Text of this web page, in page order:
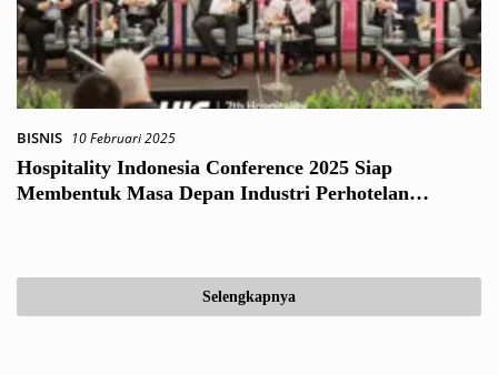
BISNIS 10 Februari 2025
Hospitality Indonesia Conference 2025 Siap
Membentuk Masa Depan Industri Perhotelan
Selengkapnya